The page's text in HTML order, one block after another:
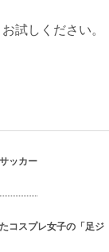
試しください。
ッカー
コスプレ女子の「足ジ